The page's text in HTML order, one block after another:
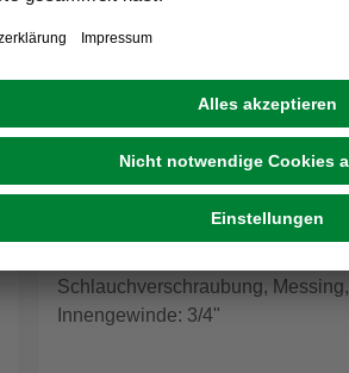
Schlauchverschraubung, Messing,
Innengewinde: 3/4"